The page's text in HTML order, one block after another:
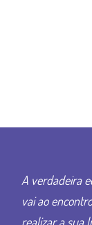
A verdadeira
vai ao
realizar a sua